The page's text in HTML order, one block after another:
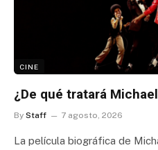
CINE
¿De qué tratará
By Staff 7 agosto, 2026
La película biográfica de